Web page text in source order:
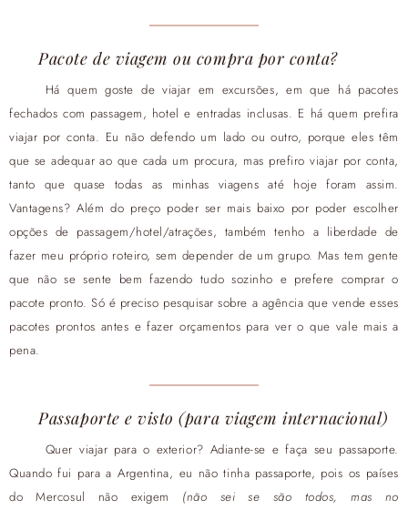
Pacote de viagem ou compra por conta?
Há quem goste de viajar em excursões, em que há pacotes
fechados com passagem, hotel e entradas inclusas. E há quem prefira
viajar por conta. Eu não defendo um lado ou outro, porque eles têm
que se adequar ao que cada um procura, mas prefiro viajar por conta,
tanto que quase todas as minhas viagens até hoje foram assim.
Vantagens? Além do preço poder ser mais baixo por poder escolher
opções de passagem/hotel/atrações, também tenho a liberdade de
fazer meu próprio roteiro, sem depender de um grupo. Mas tem gente
que não se sente bem fazendo tudo sozinho e prefere comprar o
pacote pronto. Só é preciso pesquisar sobre a agência que vende esses
pacotes prontos antes e fazer orçamentos para ver o que vale mais a
pena.
Passaporte e visto (para viagem internacional)
Quer viajar para o exterior? Adiante-se e faça seu passaporte.
Quando fui para a Argentina, eu não tinha passaporte, pois os países
do Mercosul não exigem (não sei se são todos, mas no